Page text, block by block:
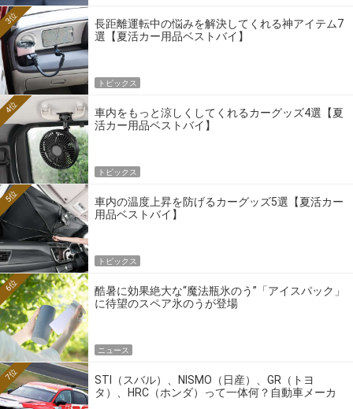
長距離運転中の悩みを解決してくれる神アイテム7
選【夏活カー用品ベストバイ】
3位
トピックス
車内をもっと涼しくしてくれるカーグッズ4選【夏
活カー用品ベストバイ】
4位
トピックス
車内の温度上昇を防げるカーグッズ5選【夏活カー
用品ベストバイ】
5位
トピックス
酷暑に効果絶大な“魔法瓶氷のう”「アイスパック」
に待望のスペア氷のうが登場
6位
ニュース
STI（スバル）、NISMO（日産）、GR（トヨ
タ）、HRC（ホンダ）って一体何？自動車メーカ
7位